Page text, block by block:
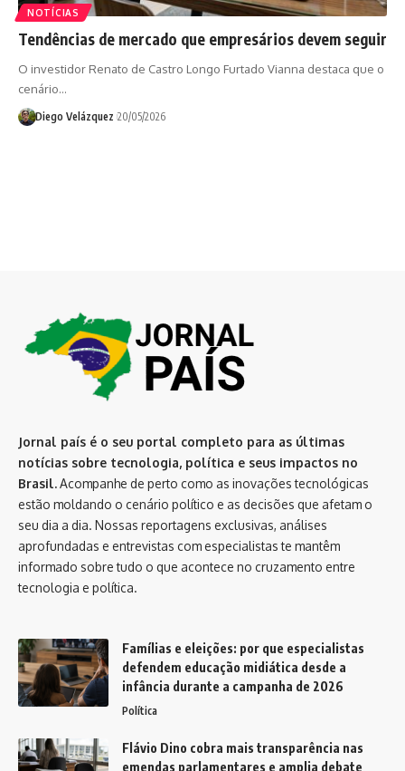
NOTÍCIAS
Tendências de mercado que empresários devem seguir
O investidor Renato de Castro Longo Furtado Vianna destaca que o
cenário…
Diego Velázquez 20/05/2026
Jornal país é o seu portal completo para as últimas
notícias sobre tecnologia, política e seus impactos no
Brasil.Acompanhe de perto como as inovações tecnológicas
estão moldando o cenário político e as decisões que afetam o
seu dia a dia. Nossas reportagens exclusivas, análises
aprofundadas e entrevistas com especialistas te mantêm
informado sobre tudo o que acontece no cruzamento entre
tecnologia e política.
Famílias e eleições: por que especialistas
defendem educação midiática desde a
infância durante a campanha de 2026
Política
Flávio Dino cobra mais transparência nas
emendas parlamentares e amplia debate